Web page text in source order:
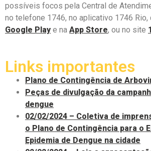
possíveis focos pela Central de
no telefone 1746, no aplicativo 1746 Rio,
Google Play e na App Store, ou no site
Links importantes
Plano de Contingência de
Peças de divulgação da
dengue
02/02/2024 – Coletiva de
o Plano de Contingência para o
Epidemia de Dengue na cidade